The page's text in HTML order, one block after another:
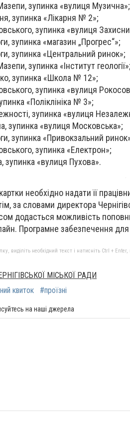
зупинка «вулиця Музична»;
зупинка «Лікарня № 2»;
зупинка «вулиця
зупинка «магазин „Прогрес“»;
зупинка «Центральний ринок»;
зупинка «Інститут геології»;
зупинка «Школа № 12»;
зупинка «вулиця
«Поліклініка № 3»;
зупинка «вулиця
зупинка «вулиця Московська»;
зупинка «Привокзальний
зупинка «Електрон»;
зупинка «вулиця Пухова».
необхідно надати її
, за словами директора
додасться можливість
Програмне забезпечення
виділіть необхідний текст і натисніть Ctrl +
МІСЬКОЇ РАДИ
квиток #проїзні
на наші джерела